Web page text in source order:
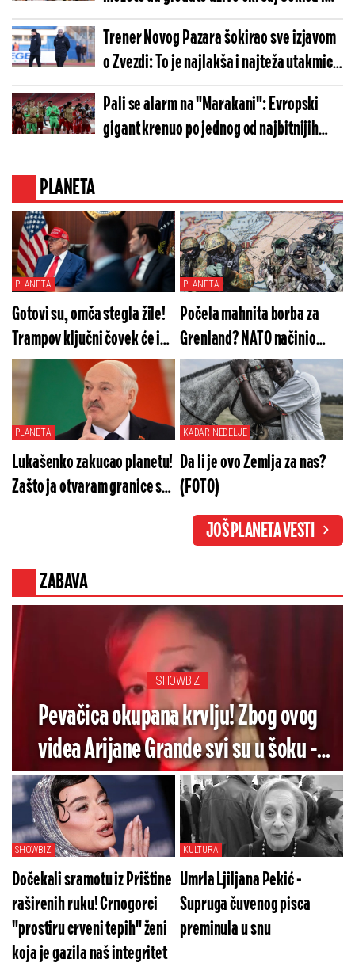
Vembanjame
Trener Novog Pazara šokirao sve izjavom
o Zvezdi: To je najlakša i najteža utakmica
za nas
Pali se alarm na "Marakani": Evropski
gigant krenuo po jednog od najbitnijih
PLANETA
PLANETA
Gotovi su, omča stegla žile!
Trampov ključni čovek će im
presuditi?
PLANETA
Počela mahnita borba za
Grenland? NATO načinio
brutalan potez
PLANETA
Lukašenko zakucao planetu!
Zašto ja otvaram granice sa
KADAR NEDELJE
Da li je ovo Zemlja za nas?
(FOTO)
JOŠ PLANETA VESTI
ZABAVA
SHOWBIZ
Pevačica okupana krvlju! Zbog ovog
videa Arijane Grande svi su u šoku -
Pogledajte koliko je jezivo (VIDEO)
SHOWBIZ
Dočekali sramotu iz Prištine
raširenih ruku! Crnogorci
"prostiru crveni tepih" ženi
koja je gazila naš integritet
KULTURA
Umrla Ljiljana Pekić -
Supruga čuvenog pisca
preminula u snu